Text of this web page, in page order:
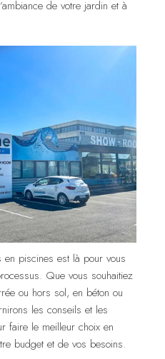
de votre jardin et à
en piscines est là pour vous
Que vous souhaitiez
ou hors sol, en béton ou
les conseils et les
faire le meilleur choix en
budget et de vos besoins.